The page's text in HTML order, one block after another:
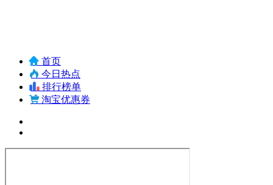
首页
今日热点
排行榜单
淘宝优惠券